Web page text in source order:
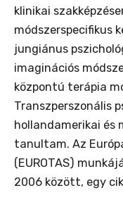
klinikai
módszerspecifikus
jungiánus
imaginációs
központú terápia
Transzperszonális
hollandamerikai és
tanultam. Az
(EUROTAS)
2006 között, egy